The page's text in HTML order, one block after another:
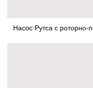
Насос Рутса с